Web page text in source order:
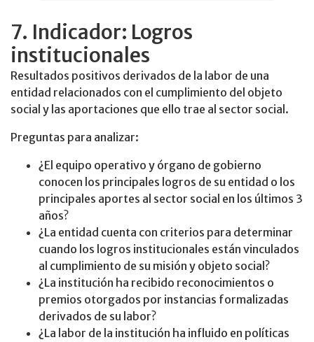
7. Indicador: Logros
institucionales
Resultados positivos derivados de la labor de una
entidad relacionados con el cumplimiento del objeto
social y las aportaciones que ello trae al sector social.
Preguntas para analizar:
¿El equipo operativo y órgano de gobierno
conocen los principales logros de su entidad o los
principales aportes al sector social en los últimos 3
años?
¿La entidad cuenta con criterios para determinar
cuando los logros institucionales están vinculados
al cumplimiento de su misión y objeto social?
¿La institución ha recibido reconocimientos o
premios otorgados por instancias formalizadas
derivados de su labor?
¿La labor de la institución ha influido en políticas